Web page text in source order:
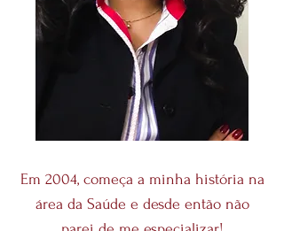
Em 2004, começa a minha história na
área da Saúde e desde então não